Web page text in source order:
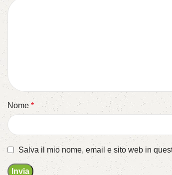
Nome*
Salva il mio nome, email e sito web in